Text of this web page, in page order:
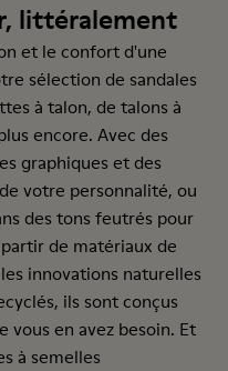
littéralement
et le confort d'une
sélection de sandales
à talon, de talons à
encore. Avec des
graphiques et des
votre personnalité, ou
des tons feutrés pour
de matériaux de
innovations naturelles
ils sont conçus
vous en avez besoin. Et
à semelles